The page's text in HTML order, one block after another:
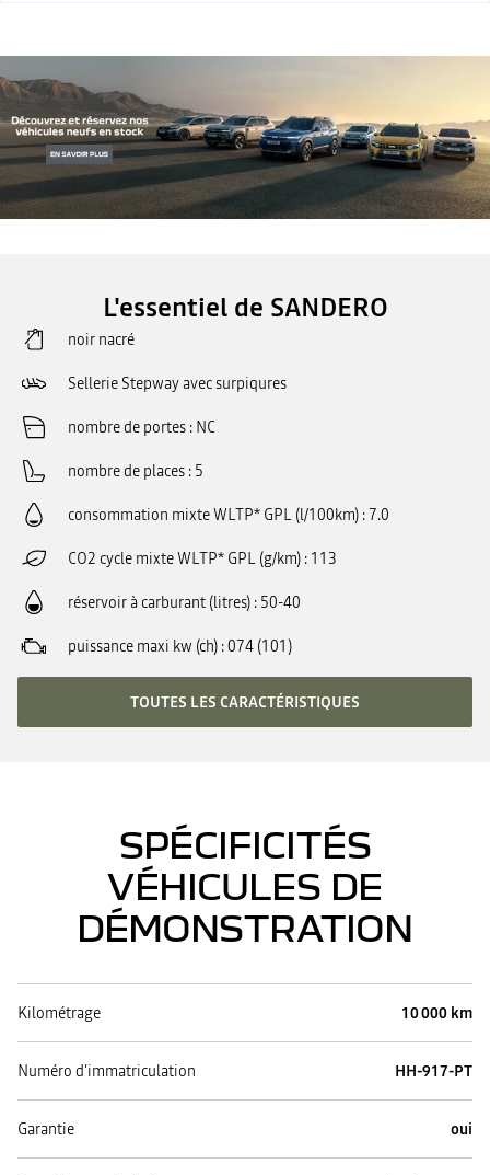
L'essentiel de SANDERO
noir nacré
Sellerie Stepway avec surpiqures
nombre de portes NC
nombre de places 5
consommation mixte WLTP* GPL (l/100km) 7.0
CO2 cycle mixte WLTP* GPL (g/km) 113
réservoir à carburant (litres) 50-40
puissance maxi kw (ch) 074 (101)
TOUTES LES CARACTÉRISTIQUES
SPÉCIFICITÉS
VÉHICULES DE
DÉMONSTRATION
Kilométrage 10 000 km
Numéro d'immatriculation HH-917-PT
Garantie oui